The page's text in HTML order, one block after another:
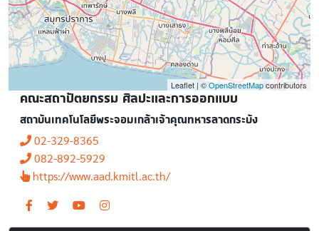
Leaflet | ©OpenStreetMapcontributors
คณะสถาปัตยกรรม ศิลปะและการออกแบบ
สถาบันเทคโนโลยีพระจอมเกล้าเจ้าคุณทหารลาดกระบัง
02-329-8365
082-892-5929
https://www.aad.kmitl.ac.th/